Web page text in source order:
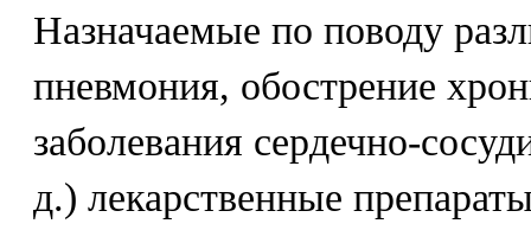
Назначаемые по поводу
пневмония, обострение
заболевания сердечно-
д.) лекарственные